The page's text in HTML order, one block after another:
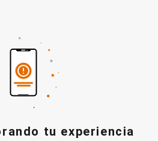
tu experiencia